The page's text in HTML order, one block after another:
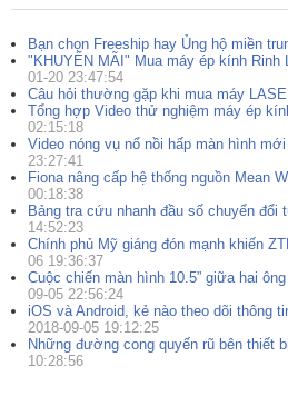
Bạn chọn Freeship hay Ủng hộ miền
"KHUYẾN MÃI" Mua máy ép kính Rinh
01-20 23:47:54
Câu hỏi thường gặp khi mua máy
Tổng hợp Video thử nghiệm máy ép
02:15:18
Video nóng vụ nổ nồi hấp màn hình
23:27:41
Fiona nâng cấp hệ thống nguồn Mean
00:18:38
Bảng tra cứu nhanh đầu số chuyển đổi
14:52:23
Chính phủ Mỹ giáng đón mạnh khiến
06 19:36:37
Cuộc chiến màn hình 10.5” giữa hai
09-05 22:56:24
iOS và Android, kẻ nào theo dõi thông
2018-09-05 19:12:25
Những đường cong quyến rũ bên thiết
10:28:56